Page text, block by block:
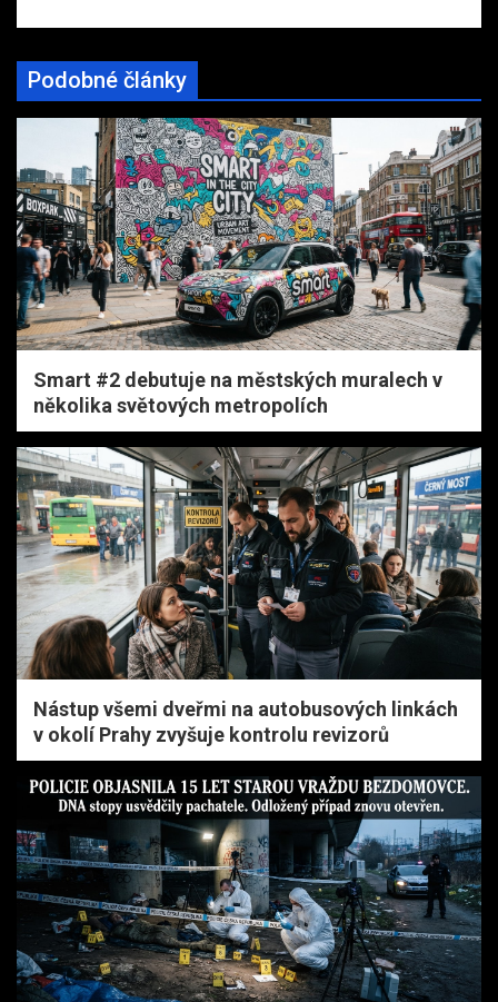
Podobné články
Smart #2 debutuje na městských muralech v
několika světových metropolích
Nástup všemi dveřmi na autobusových linkách
v okolí Prahy zvyšuje kontrolu revizorů